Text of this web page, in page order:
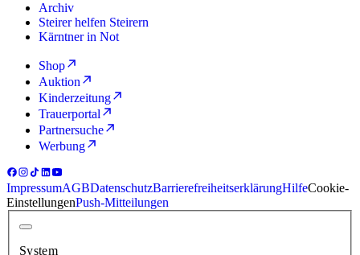
Archiv
Steirer helfen Steirern
Kärntner in Not
Shop
Auktion
Kinderzeitung
Trauerportal
Partnersuche
Werbung
ImpressumAGBDatenschutzBarrierefreiheitserklärungHilfeCookie-
EinstellungenPush-Mitteilungen
System